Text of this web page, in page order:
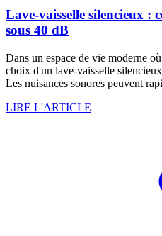
Lave-vaisselle silencieux :
sous 40 dB
Dans un espace de vie moderne
choix d'un lave-vaisselle
Les nuisances sonores peuvent
LIRE L'ARTICLE